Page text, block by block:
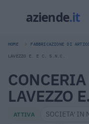
HOME FABBRICAZIONE DI
LAVEZZO E. E C. S.N.C.
LAVEZZO
ATTIVA SOCIETA' IN